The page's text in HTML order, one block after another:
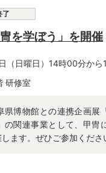
了
を学ぼう」を開催
（日曜日）14時00分か
研修室
県博物館との連携企画展
の関連事業として、甲冑
ます。ぜひご参加くださ